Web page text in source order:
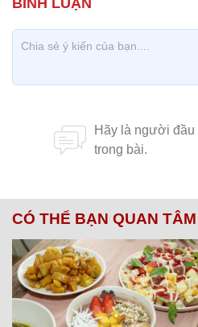
CÓ THỂ BẠN QUAN TÂM